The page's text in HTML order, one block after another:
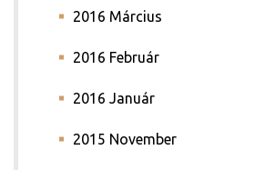
2016 Március
2016 Február
2016 Január
2015 November